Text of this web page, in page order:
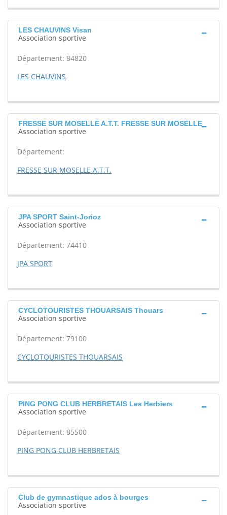
LES CHAUVINS Visan
Association sportive
Département: 84820
LES CHAUVINS
FRESSE SUR MOSELLE A.T.T. FRESSE SUR MOSELLE
Association sportive
Département:
FRESSE SUR MOSELLE A.T.T.
JPA SPORT Saint-Jorioz
Association sportive
Département: 74410
JPA SPORT
CYCLOTOURISTES THOUARSAIS Thouars
Association sportive
Département: 79100
CYCLOTOURISTES THOUARSAIS
PING PONG CLUB HERBRETAIS Les Herbiers
Association sportive
Département: 85500
PING PONG CLUB HERBRETAIS
Club de gymnastique ados à bourges
Association sportive